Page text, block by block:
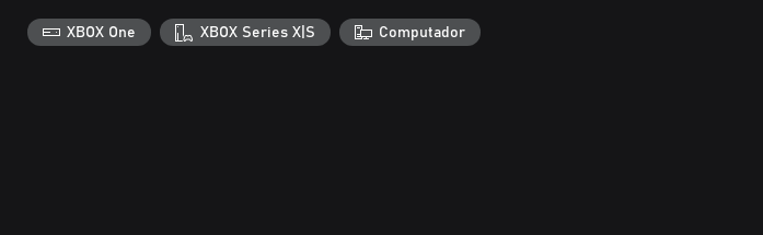
XBOX One XBOX Series X|S Computador